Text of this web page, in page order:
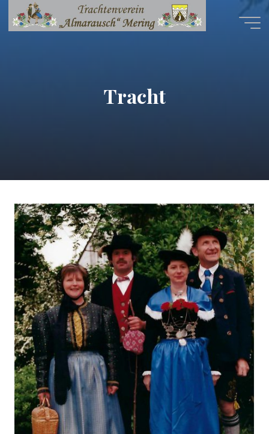
Tracht